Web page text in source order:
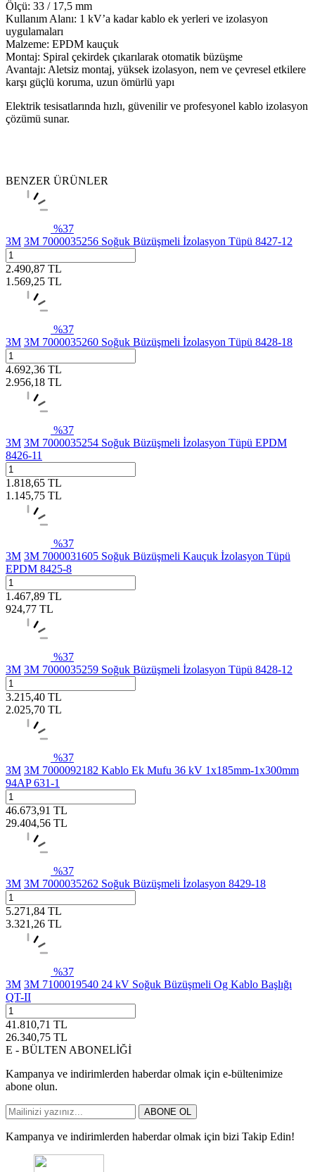
Ölçü: 33 / 17,5 mm
Kullanım Alanı: 1 kV’a kadar kablo ek yerleri ve izolasyon
uygulamaları
Malzeme: EPDM kauçuk
Montaj: Spiral çekirdek çıkarılarak otomatik büzüşme
Avantajı: Aletsiz montaj, yüksek izolasyon, nem ve çevresel etkilere
karşı güçlü koruma, uzun ömürlü yapı
Elektrik tesisatlarında hızlı, güvenilir ve profesyonel kablo izolasyon
çözümü sunar.
BENZER ÜRÜNLER
%37
3M 3M 7000035256 Soğuk Büzüşmeli İzolasyon Tüpü 8427-12
2.490,87 TL
1.569,25 TL
%37
3M 3M 7000035260 Soğuk Büzüşmeli İzolasyon Tüpü 8428-18
4.692,36 TL
2.956,18 TL
%37
3M 3M 7000035254 Soğuk Büzüşmeli İzolasyon Tüpü EPDM
8426-11
1.818,65 TL
1.145,75 TL
%37
3M 3M 7000031605 Soğuk Büzüşmeli Kauçuk İzolasyon Tüpü
EPDM 8425-8
1.467,89 TL
924,77 TL
%37
3M 3M 7000035259 Soğuk Büzüşmeli İzolasyon Tüpü 8428-12
3.215,40 TL
2.025,70 TL
%37
3M 3M 7000092182 Kablo Ek Mufu 36 kV 1x185mm-1x300mm
94AP 631-1
46.673,91 TL
29.404,56 TL
%37
3M 3M 7000035262 Soğuk Büzüşmeli İzolasyon 8429-18
5.271,84 TL
3.321,26 TL
%37
3M 3M 7100019540 24 kV Soğuk Büzüşmeli Og Kablo Başlığı
QT-II
41.810,71 TL
26.340,75 TL
E - BÜLTEN ABONELİĞİ
Kampanya ve indirimlerden haberdar olmak için e-bültenimize
abone olun.
ABONE OL
Kampanya ve indirimlerden haberdar olmak için bizi Takip Edin!